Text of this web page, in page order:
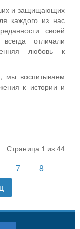
и защищающих
каждого из нас
своей
отличали
любовь к
мы воспитываем
к истории и
Страница 1 из 44
7
8